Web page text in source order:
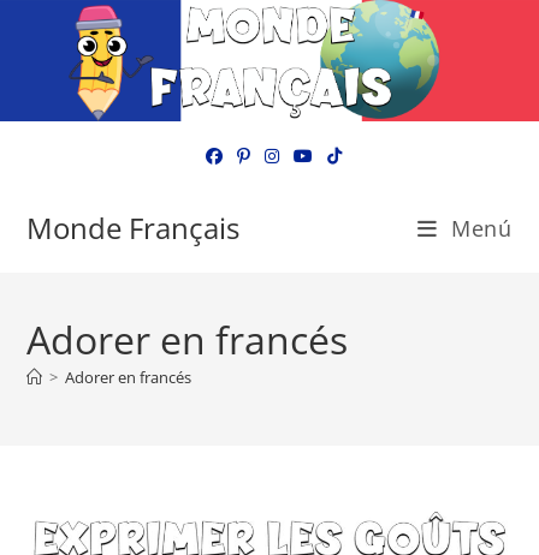
Monde Français Menú
Adorer en francés
> Adorer en francés